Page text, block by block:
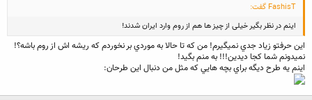
FashisT گفت:
اینم در نظر بگیر خیلی از چیز ها هم از روم وارد ایران شدند!
اين حرفتو زياد جدي نميگيرم! من كه تا حالا به موردي بر نخوردم كه ريشه اش از روم باشه؟!
نميدونم شما كجا ديدين!!! به منم بگيد!
اينم يه طرح ديگه براي بچه هايي كه مثل من دنبال اين طرحان: